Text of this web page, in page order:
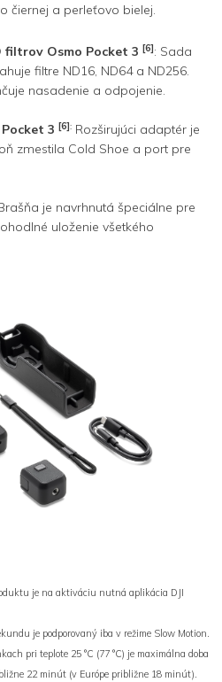
čiernej a perleťovo bielej.
filtrov Osmo Pocket 3 [6]: Sada
filtre ND16, ND64 a ND256.
nasadenie a odpojenie.
3 [6]: Rozširujúci adaptér je
zmestila Cold Shoe a port pre
je navrhnutá špeciálne pre
uloženie všetkého
je na aktiváciu nutná aplikácia DJI
je podporovaný iba v režime Slow Motion.
pri teplote 25 °C (77 °C) je maximálna doba
22 minút (v Európe približne 18 minút).